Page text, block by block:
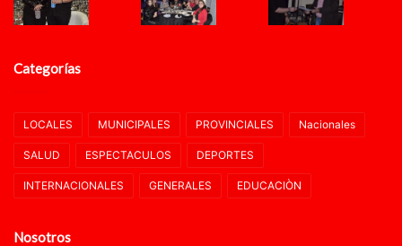
Categorías
LOCALES MUNICIPALES PROVINCIALES Nacionales
SALUD ESPECTACULOS DEPORTES
INTERNACIONALES GENERALES EDUCACIÒN
Nosotros